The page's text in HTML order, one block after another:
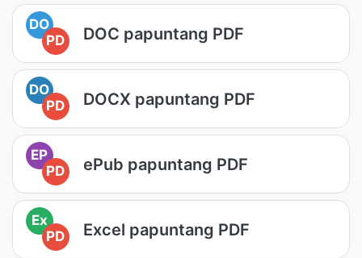
DO
PD
DOC papuntang PDF
DO
PD
DOCX papuntang PDF
EP
PD
ePub papuntang PDF
Ex
PD
Excel papuntang PDF